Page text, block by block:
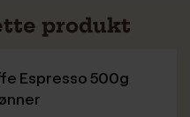
produkt
Espresso 500g